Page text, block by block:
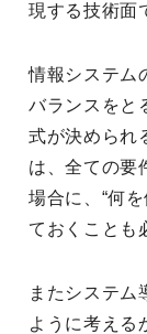
現する技術面
情報システム
バランスをと
式が決められ
は、全ての要
場合に、“何
ておくことも
またシステム
ように考える